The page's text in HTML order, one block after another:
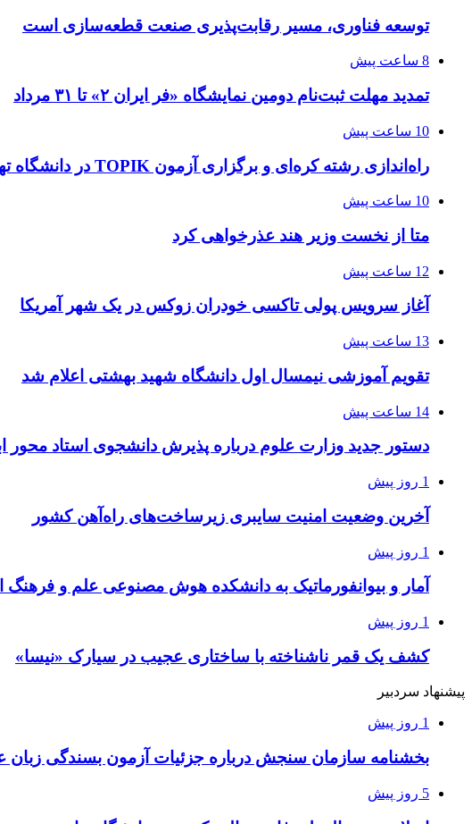
توسعه فناوری، مسیر رقابت‌پذیری صنعت قطعه‌سازی است
8 ساعت پیش
تمدید مهلت ثبت‌نام دومین نمایشگاه «فر ایران ۲» تا ۳۱ مرداد
10 ساعت پیش
راه‌اندازی رشته کره‌ای و برگزاری آزمون TOPIK در دانشگاه تهران
10 ساعت پیش
متا از نخست وزیر هند عذرخواهی کرد
12 ساعت پیش
آغاز سرویس پولی تاکسی خودران زوکس در یک شهر آمریکا
13 ساعت پیش
تقویم آموزشی نیمسال اول دانشگاه شهید بهشتی اعلام شد
14 ساعت پیش
دستور جدید وزارت علوم درباره پذیرش دانشجوی استاد محور
1 روز پیش
آخرین وضعیت امنیت سایبری زیرساخت‌های راه‌آهن کشور
1 روز پیش
آمار و بیوانفورماتیک به دانشکده هوش مصنوعی علم و
1 روز پیش
کشف یک قمر ناشناخته با ساختاری عجیب در سیارک «نیسا»
پیشنهاد سردبیر
1 روز پیش
بخشنامه سازمان سنجش درباره جزئیات آزمون بسندگی زبان
5 روز پیش